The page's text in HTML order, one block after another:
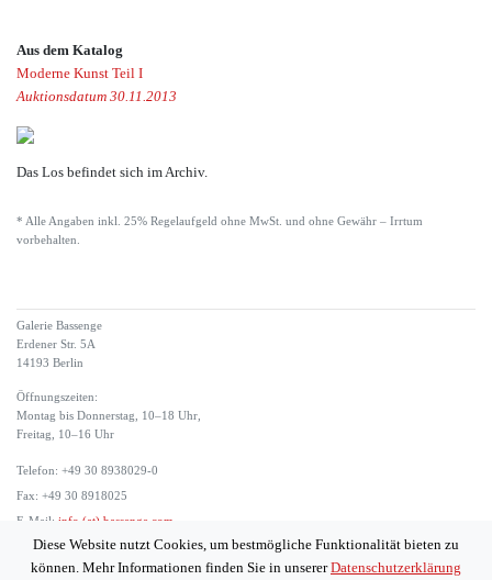
Aus dem Katalog
Moderne Kunst Teil I
Auktionsdatum 30.11.2013
Das Los befindet sich im Archiv.
* Alle Angaben inkl. 25% Regelaufgeld ohne MwSt. und ohne Gewähr – Irrtum
vorbehalten.
Galerie Bassenge
Erdener Str. 5A
14193 Berlin
Öffnungszeiten:
Montag bis Donnerstag, 10–18 Uhr,
Freitag, 10–16 Uhr
Telefon: +49 30 8938029-0
Fax: +49 30 8918025
E-Mail: info (at) bassenge.com
Diese Website nutzt Cookies, um bestmögliche Funktionalität bieten zu
können. Mehr Informationen finden Sie in unsererDatenschutzerklärung